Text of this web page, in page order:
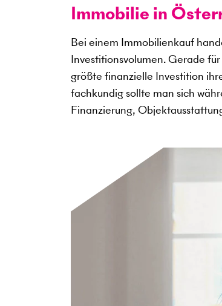
Immobilie in
Bei einem Immobilienkauf
Investitionsvolumen. Gerade
größte finanzielle Investition
fachkundig sollte man sich
Finanzierung,